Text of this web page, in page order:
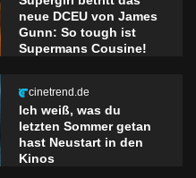
neue DCEU von James
Gunn: So tough ist
Supermans Cousine!
cinetrend.de
Ich weiß, was du
letzten Sommer getan
hast Neustart in den
Kinos